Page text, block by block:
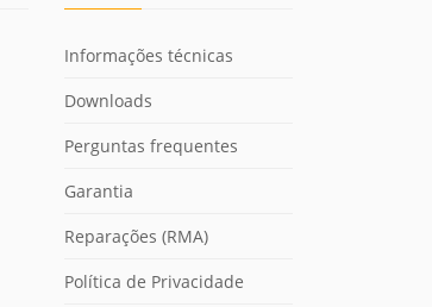
Informações técnicas
Downloads
Perguntas frequentes
Garantia
Reparações (RMA)
Política de Privacidade